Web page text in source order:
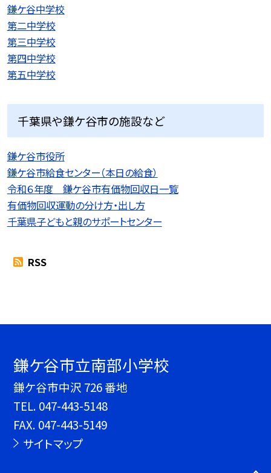
鎌ケ谷中学校
第二中学校
第三中学校
第四中学校
第五中学校
千葉県や鎌ケ谷市の施設など
鎌ケ谷市役所
鎌ケ谷市給食センター（本日の給食）
令和６年度 鎌ケ谷市有価物回収日一覧
有価物回収運動の分け方・出し方
千葉県子どもと親のサポートセンター
RSS
鎌ケ谷市立南部小学校
鎌ケ谷市中沢 726 番地
TEL. 047-443-5148
FAX. 047-443-5149
サイトマップ